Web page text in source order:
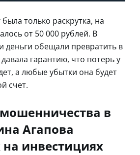
только раскрутка, на
от 50 000 рублей. В
деньги обещали превратить в
гарантию, что потерь у
а любые убытки она будет
счет.
в
Агапова
на инвестициях